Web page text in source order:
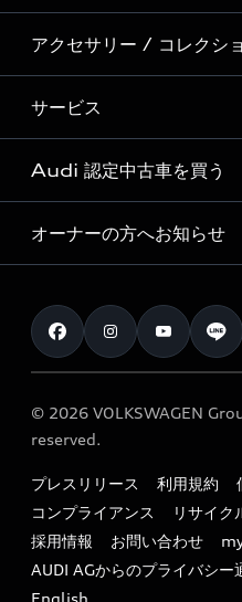
Audi Sport
Formula 1®
デジタルサービス
新車在庫検索
試乗車・展示車検索
見積り依頼
試乗予約
モデル一覧
特別仕様モデル / 限定モデル
e-tronラインアップ
価格シミュレーション
車両比較
カタログ一覧
アクセサリー / コレクシ
純正アクセサリー
オンラインショップ
Audi collection
アウディナビアプリ
サービス
サービス入庫予約
サービスプログラム
メンテナンス
車検 / 定期点検
e-tronアフターサポート
myAudi
Audi 認定中古車を買う
Audi認定中古車
クオリティ
保証
メンテナンス
ファイナンス
キャンペーン / イベント
買取査定
オーナーの方へお知らせ
お知らせ
オーナー様向けキャンペーン
特定整備適用車一覧
リサイクル法
よくある質問（FAQ）
© 2026 VOLKSWAGEN
reserved.
プレスリリース 利用規約
コンプライアンス
リサイク
採用情報
お問い合わせ
AUDI AGからのプライバシー
English